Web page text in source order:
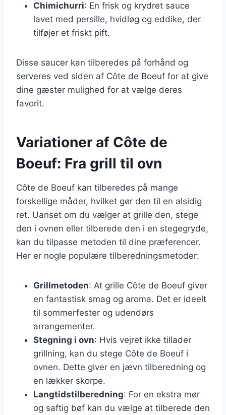
Chimichurri: En frisk og krydret sauce
lavet med persille, hvidløg og eddike, der
tilføjer et friskt pift.
Disse saucer kan tilberedes på forhånd og
serveres ved siden af Côte de Boeuf for at give
dine gæster mulighed for at vælge deres
favorit.
Variationer af Côte de
Boeuf: Fra grill til ovn
Côte de Boeuf kan tilberedes på mange
forskellige måder, hvilket gør den til en alsidig
ret. Uanset om du vælger at grille den, stege
den i ovnen eller tilberede den i en stegegryde,
kan du tilpasse metoden til dine præferencer.
Her er nogle populære tilberedningsmetoder:
Grillmetoden: At grille Côte de Boeuf giver
en fantastisk smag og aroma. Det er ideelt
til sommerfester og udendørs
arrangementer.
Stegning i ovn: Hvis vejret ikke tillader
grillning, kan du stege Côte de Boeuf i
ovnen. Dette giver en jævn tilberedning og
en lækker skorpe.
Langtidstilberedning: For en ekstra mør
og saftig bøf kan du vælge at tilberede den